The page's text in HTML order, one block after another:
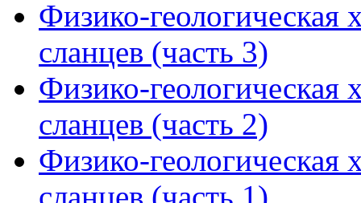
Физико-геологическая
сланцев (часть 3)
Физико-геологическая
сланцев (часть 2)
Физико-геологическая
сланцев (часть 1)